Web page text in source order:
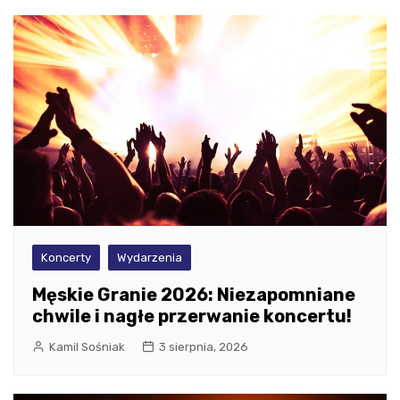
Koncerty Wydarzenia
Męskie Granie 2026: Niezapomniane
chwile i nagłe przerwanie koncertu!
Kamil Sośniak 3 sierpnia, 2026